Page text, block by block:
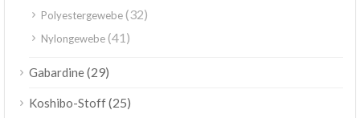
Polyestergewebe(32)
Nylongewebe(41)
Gabardine(29)
Koshibo-Stoff(25)